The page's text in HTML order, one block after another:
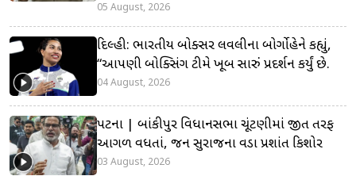
05 August, 2026
દિલ્હી: ભારતીય બોક્સર લવલીના બોર્ગોહેને કહ્યું,
“આપણી બોક્સિંગ ટીમે ખૂબ સારું પ્રદર્શન કર્યું છે.
04 August, 2026
પટના | બાંકીપુર વિધાનસભા ચૂંટણીમાં જીત તરફ
આગળ વધતાં, જન સુરાજના વડા પ્રશાંત કિશોર
03 August, 2026